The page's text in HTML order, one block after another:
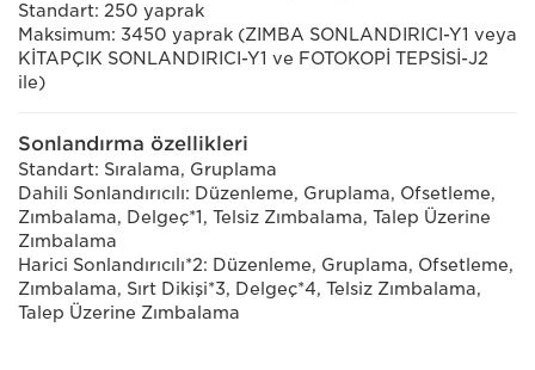
Standart: 250 yaprak
Maksimum: 3450 yaprak (ZIMBA SONLANDIRICI-Y1 veya
KİTAPÇIK SONLANDIRICI-Y1 ve FOTOKOPİ TEPSİSİ-J2
ile)
Sonlandırma özellikleri
Standart: Sıralama, Gruplama
Dahili Sonlandırıcılı: Düzenleme, Gruplama, Ofsetleme,
Zımbalama, Delgeç*1, Telsiz Zımbalama, Talep Üzerine
Zımbalama
Harici Sonlandırıcılı*2: Düzenleme, Gruplama, Ofsetleme,
Zımbalama, Sırt Dikişi*3, Delgeç*4, Telsiz Zımbalama,
Talep Üzerine Zımbalama